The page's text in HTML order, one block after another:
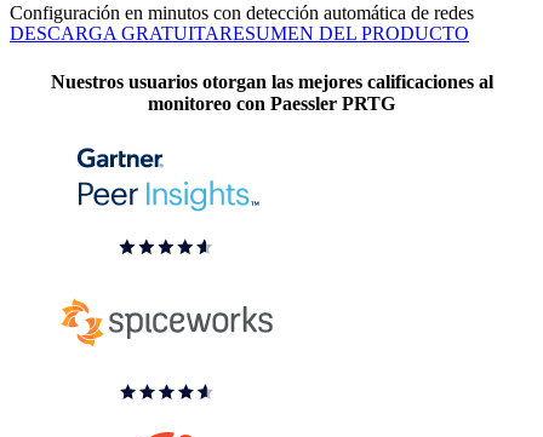
Configuración en minutos con detección automática de redes
DESCARGA GRATUITARESUMEN DEL PRODUCTO
Nuestros usuarios otorgan las mejores calificaciones al
monitoreo con Paessler PRTG